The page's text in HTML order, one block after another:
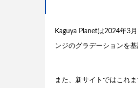
Kaguya Planetは2024年3
ンジのグラデーションを
また、新サイトではこれ